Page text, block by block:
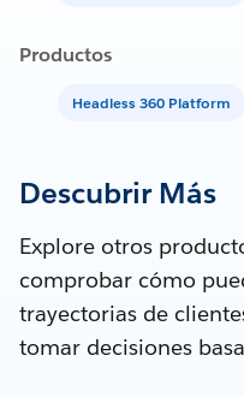
Productos
Headless 360 Platform
Descubrir Más
Explore otros
comprobar cómo
trayectorias de
tomar decisiones